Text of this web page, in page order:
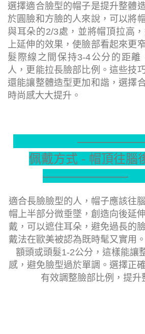
選擇適合臉型的帽子是提升整體
於圓臉和方臉的人來說，可以將
與耳朵的2/3處，並將帽頂拉高
上延伸的效果，使臉部看起來更
髮際線之間保持3-4公分的距離
人，更能拉長臉部比例。這些技
還能讓整體造型更加和諧，選擇
時尚感大大提升。
佩戴方式 - 帽頂往腦
適合長臉臉型的人，帽子應該往
帽上半部分微垂墜，創造向後延
戴，可以遮住耳朵，避免過長的
戴法在歐美被認為既時髦又實用
額頭或頭髮1-2公分，這樣能讓
感，避免臉型過於單調。選擇正
有效調整臉部比例，提升